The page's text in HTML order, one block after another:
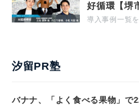
好循環【堺
導入事例一覧
汐留PR塾
バナナ、「よく食べる果物」